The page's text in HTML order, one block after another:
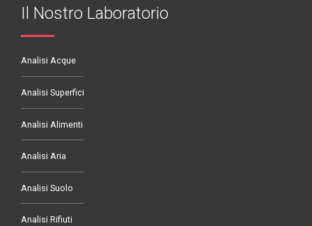
Il Nostro Laboratorio
Analisi Acque
Analisi Superfici
Analisi Alimenti
Analisi Aria
Analisi Suolo
Analisi Rifiuti